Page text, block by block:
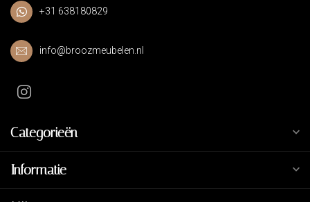
+31 638180829
info@broozmeubelen.nl
Categorieën
Informatie